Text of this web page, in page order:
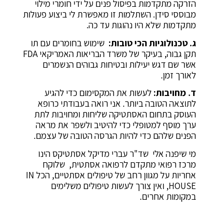
הזרקה מתקדמות בפיסול פנים על ידי חומרי מילוי
מבוססי סידן. השתלמות זו מאפשרת לי ביצוע פעולות
מתקדמות שלא היו נהוגות עד כה.
ג. טכנולוגיות הכי טובות: שימוש בחומרים עם תו
תקן גבוה, בעיקר של משרד הבריאות האמריקאי FDA
אשר שם דגש יעילות ובטיחות גבוהים הנשמרים
לאורך זמן.
ד. מחויבות: לעשות את המקסימום כדי להגיע
לתוצאה הטובה ביותר. אני רואה בעבודתי כרופא
העוסק בתחום האסתטיקה שליחות ומחויבות לתת
ערך מוסף למטופלי כדי להיטיב ולשפר את מראה
הפנים שלהם כדי להיות הגרסה הטובה של עצמם.
מי שיפנה אלי שד"ר עברי מדיקל אסתטיקס הינו
מרכז רפואי מתקדם לרפואה אסתטית, שלוקח
אחריות על מגוון רחב של טיפולים אסתטיים, הכל IN
HOUSE, ואין צורך לעשות טיפולים משלימים
במקומות אחרים.